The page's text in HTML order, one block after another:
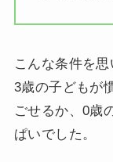
こんな条件を思
3歳の子どもが
ごせるか、0歳
ぱいでした。